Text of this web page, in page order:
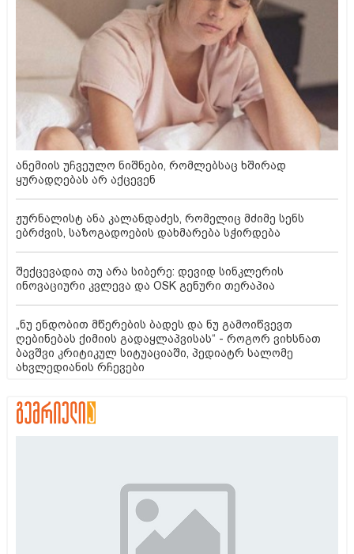
ანემიის უჩვეულო ნიშნები, რომლებსაც ხშირად
ყურადღებას არ აქცევენ
ჟურნალისტ ანა კალანდაძეს, რომელიც მძიმე სენს
ებრძვის, საზოგადოების დახმარება სჭირდება
შექცევადია თუ არა სიბერე: დევიდ სინკლერის
ინოვაციური კვლევა და OSK გენური თერაპია
„ნუ ენდობით მწერების ბადეს და ნუ გამოიწვევთ
ღებინებას ქიმიის გადაყლაპვისას“ - როგორ ვიხსნათ
ბავშვი კრიტიკულ სიტუაციაში, პედიატრ სალომე
ახვლედიანის რჩევები